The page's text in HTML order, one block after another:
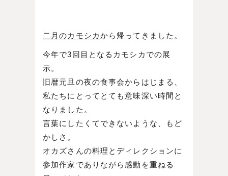
二月のカモシカから帰ってきました。
今年で3回目となるカモシカでの展
示。
旧暦元旦の夜の食事会からはじまる、
私たちにとってとても意味深い時間と
なりました。
言葉にしたくてできないような、もど
かしさ。
オカズさんの料理とディレクションに
参加作家でありながら感動を重ねる